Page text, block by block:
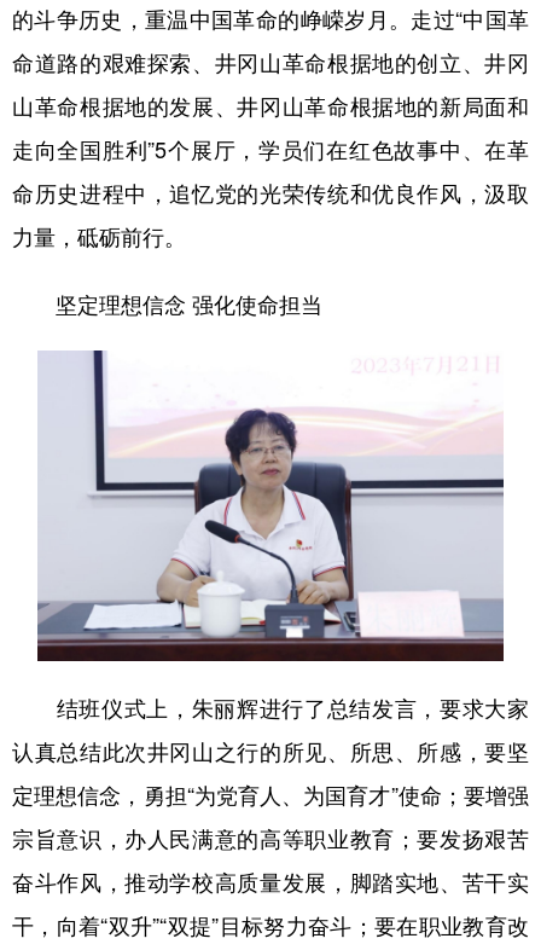
的斗争历史，重温中国革命的峥嵘岁月。走过“中国革
命道路的艰难探索、井冈山革命根据地的创立、井冈
山革命根据地的发展、井冈山革命根据地的新局面和
走向全国胜利”5个展厅，学员们在红色故事中、在革
命历史进程中，追忆党的光荣传统和优良作风，汲取
力量，砥砺前行。
坚定理想信念 强化使命担当
结班仪式上，朱丽辉进行了总结发言，要求大家
认真总结此次井冈山之行的所见、所思、所感，要坚
定理想信念，勇担“为党育人、为国育才”使命；要增强
宗旨意识，办人民满意的高等职业教育；要发扬艰苦
奋斗作风，推动学校高质量发展，脚踏实地、苦干实
干，向着“双升”“双提”目标努力奋斗；要在职业教育改